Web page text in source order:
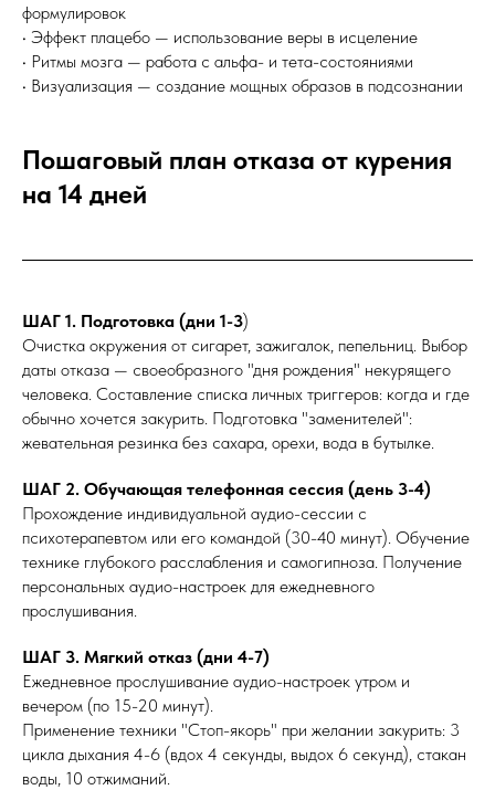
формулировок
• Эффект плацебо — использование веры в исцеление
• Ритмы мозга — работа с альфа- и тета-состояниями
• Визуализация — создание мощных образов в подсознании
Пошаговый план отказа от курения
на 14 дней
ШАГ 1. Подготовка (дни 1-3)
Очистка окружения от сигарет, зажигалок, пепельниц. Выбор
даты отказа — своеобразного "дня рождения" некурящего
человека. Составление списка личных триггеров: когда и где
обычно хочется закурить. Подготовка "заменителей":
жевательная резинка без сахара, орехи, вода в бутылке.
ШАГ 2. Обучающая телефонная сессия (день 3-4)
Прохождение индивидуальной аудио-сессии с
психотерапевтом или его командой (30-40 минут). Обучение
технике глубокого расслабления и самогипноза. Получение
персональных аудио-настроек для ежедневного
прослушивания.
ШАГ 3. Мягкий отказ (дни 4-7)
Ежедневное прослушивание аудио-настроек утром и
вечером (по 15-20 минут).
Применение техники "Стоп-якорь" при желании закурить: 3
цикла дыхания 4-6 (вдох 4 секунды, выдох 6 секунд), стакан
воды, 10 отжиманий.